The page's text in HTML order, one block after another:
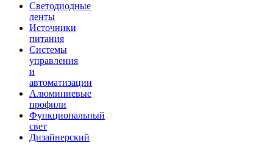
Светодиодные
ленты
Источники
питания
Системы
управления
и
автоматизации
Алюминиевые
профили
Функциональный
свет
Дизайнерский